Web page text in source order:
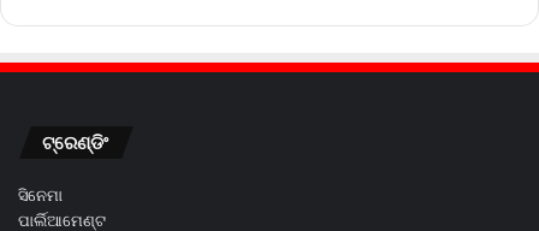
ଟ୍ରେଣ୍ଡିଂ
ସିନେମା
ପାର୍ଲିଆମେଣ୍ଟ